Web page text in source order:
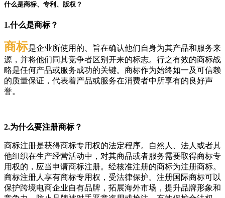
什么是商标、专利、版权？
1.什么是商标？
商标是企业所使用的、旨在确认他们自身为其产品和服务来
源，并将他们同其竞争者区别开来的标志。行之有效的商标战
略是任何产品或服务成功的关键。商标作为始终如一及可信赖
的质量保证，代表着产品或服务在消费者中所享有的良好声
誉。
2.为什么要注册商标？
商标注册是获得商标专用权的法定程序。自然人、法人或者其
他组织在生产经营活动中，对其商品或者服务需要取得商标专
用权的，应当申请商标注册。经核准注册的商标为注册商标。
商标注册人享有商标专用权，受法律保护。注册国际商标可以
保护跨境电商企业自有品牌，拓展海外市场，提升品牌形象和